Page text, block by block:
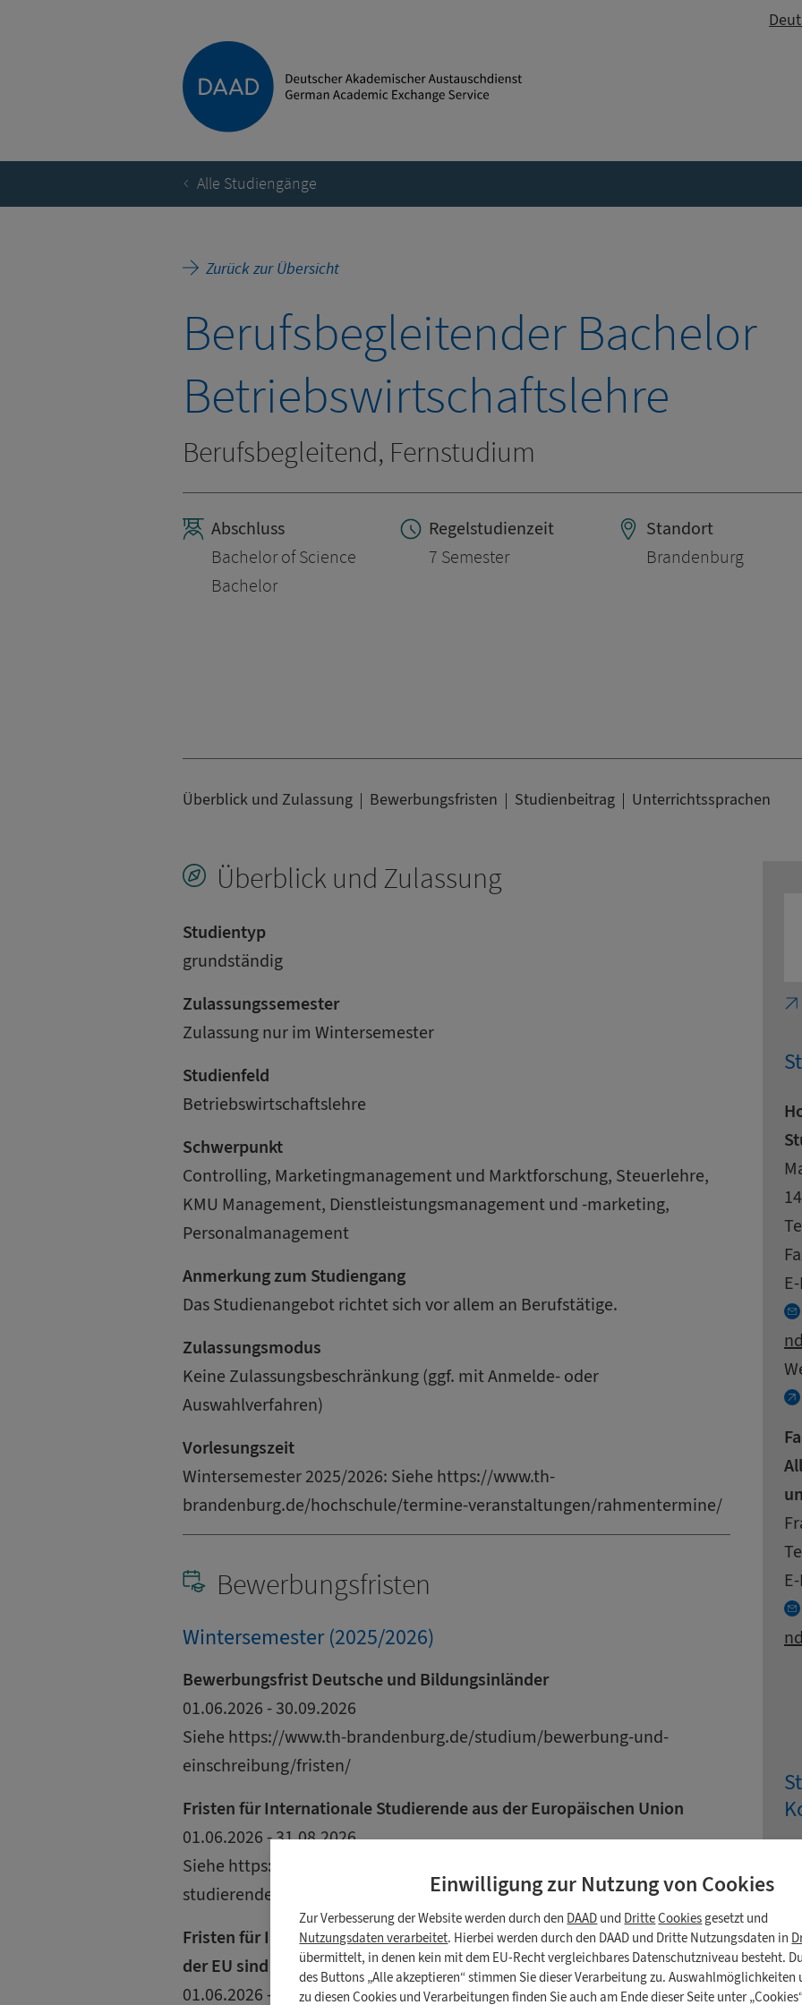
Einwilligung zur Nutzung von Cookies
Zur Verbesserung der Website werden durch den DAAD und DritteCookiesgesetzt und
Nutzungsdaten verarbeitet. Hierbei werden durch den DAAD und Dritte Nutzungsdaten in
übermittelt, in denen kein mit dem EU-Recht vergleichbares Datenschutzniveau besteht.
des Buttons „Alle akzeptieren“ stimmen Sie dieser Verarbeitung zu. Auswahlmöglichkeiten
zu diesen Cookies und Verarbeitungen finden Sie auch am Ende dieser Seite unter
Alle Studiengänge
Zurück zur Übersicht
Berufsbegleitender Bachelor
Betriebswirtschaftslehre
Berufsbegleitend, Fernstudium
Abschluss
Bachelor of Science
Bachelor
Regelstudienzeit
7 Semester
Standort
Brandenburg
Überblick und Zulassung Bewerbungsfristen Studienbeitrag Unterrichtssprachen
Überblick und Zulassung
Studientyp
grundständig
Zulassungssemester
Zulassung nur im Wintersemester
Studienfeld
Betriebswirtschaftslehre
Schwerpunkt
Controlling, Marketingmanagement und Marktforschung, Steuerlehre,
KMU Management, Dienstleistungsmanagement und -marketing,
Personalmanagement
Anmerkung zum Studiengang
Das Studienangebot richtet sich vor allem an Berufstätige.
Zulassungsmodus
Keine Zulassungsbeschränkung (ggf. mit Anmelde- oder
Auswahlverfahren)
Vorlesungszeit
Wintersemester 2025/2026: Siehe https://www.th-
brandenburg.de/hochschule/termine-veranstaltungen/rahmentermine/
Bewerbungsfristen
Wintersemester (2025/2026)
Bewerbungsfrist Deutsche und Bildungsinländer
01.06.2026 - 30.09.2026
Siehe https://www.th-brandenburg.de/studium/bewerbung-und-
einschreibung/fristen/
Fristen für Internationale Studierende aus der Europäischen Union
01.06.2026 - 31.08.2026
Siehe https://zis.th-brandenburg.de/auslaendische-
studierende/bewerbung/
Fristen für Internationale Studierende aus Staaten, die nicht Mitglieder
der EU sind
01.06.2026 - 31.08.2026